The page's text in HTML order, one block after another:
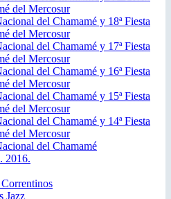
del Mercosur
del Chamamé y 18ª Fiesta
del Mercosur
del Chamamé y 17ª Fiesta
del Mercosur
del Chamamé y 16ª Fiesta
del Mercosur
del Chamamé y 15ª Fiesta
del Mercosur
del Chamamé y 14ª Fiesta
del Mercosur
del Chamamé
2016.
Jazz